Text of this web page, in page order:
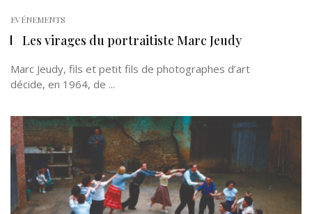
EVÉNEMENTS
Les virages du portraitiste Marc Jeudy
Marc Jeudy, fils et petit fils de photographes d’art
décide, en 1964, de ...